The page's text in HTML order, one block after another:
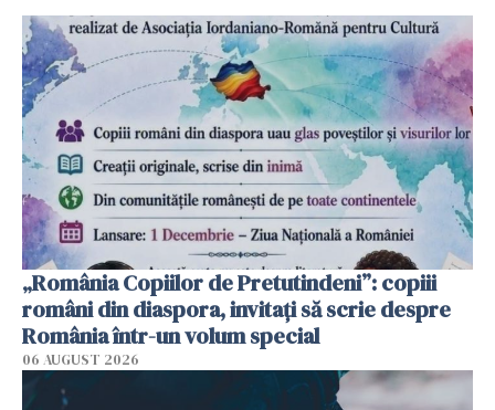
„România Copiilor de Pretutindeni”: copiii
români din diaspora, invitați să scrie despre
România într-un volum special
06 AUGUST 2026